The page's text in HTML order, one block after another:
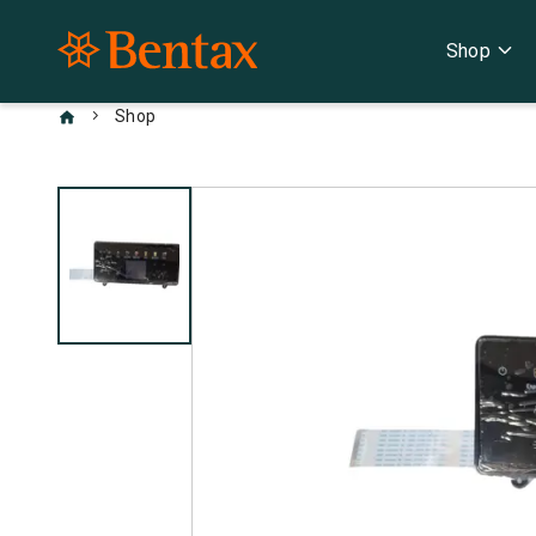
Shop expand_more
chevron_right Shop